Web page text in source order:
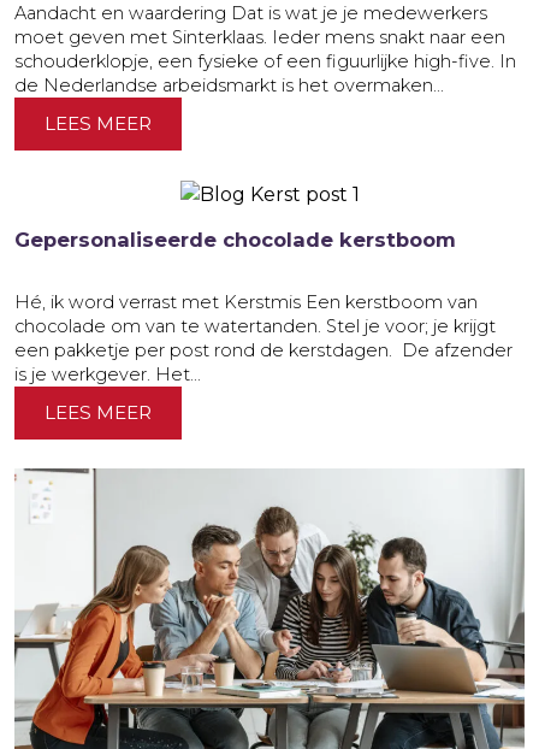
Aandacht en waardering Dat is wat je je medewerkers
moet geven met Sinterklaas. Ieder mens snakt naar een
schouderklopje, een fysieke of een figuurlijke high-five. In
de Nederlandse arbeidsmarkt is het overmaken...
LEES MEER
Gepersonaliseerde chocolade kerstboom
Hé, ik word verrast met Kerstmis Een kerstboom van
chocolade om van te watertanden. Stel je voor; je krijgt
een pakketje per post rond de kerstdagen. De afzender
is je werkgever. Het...
LEES MEER